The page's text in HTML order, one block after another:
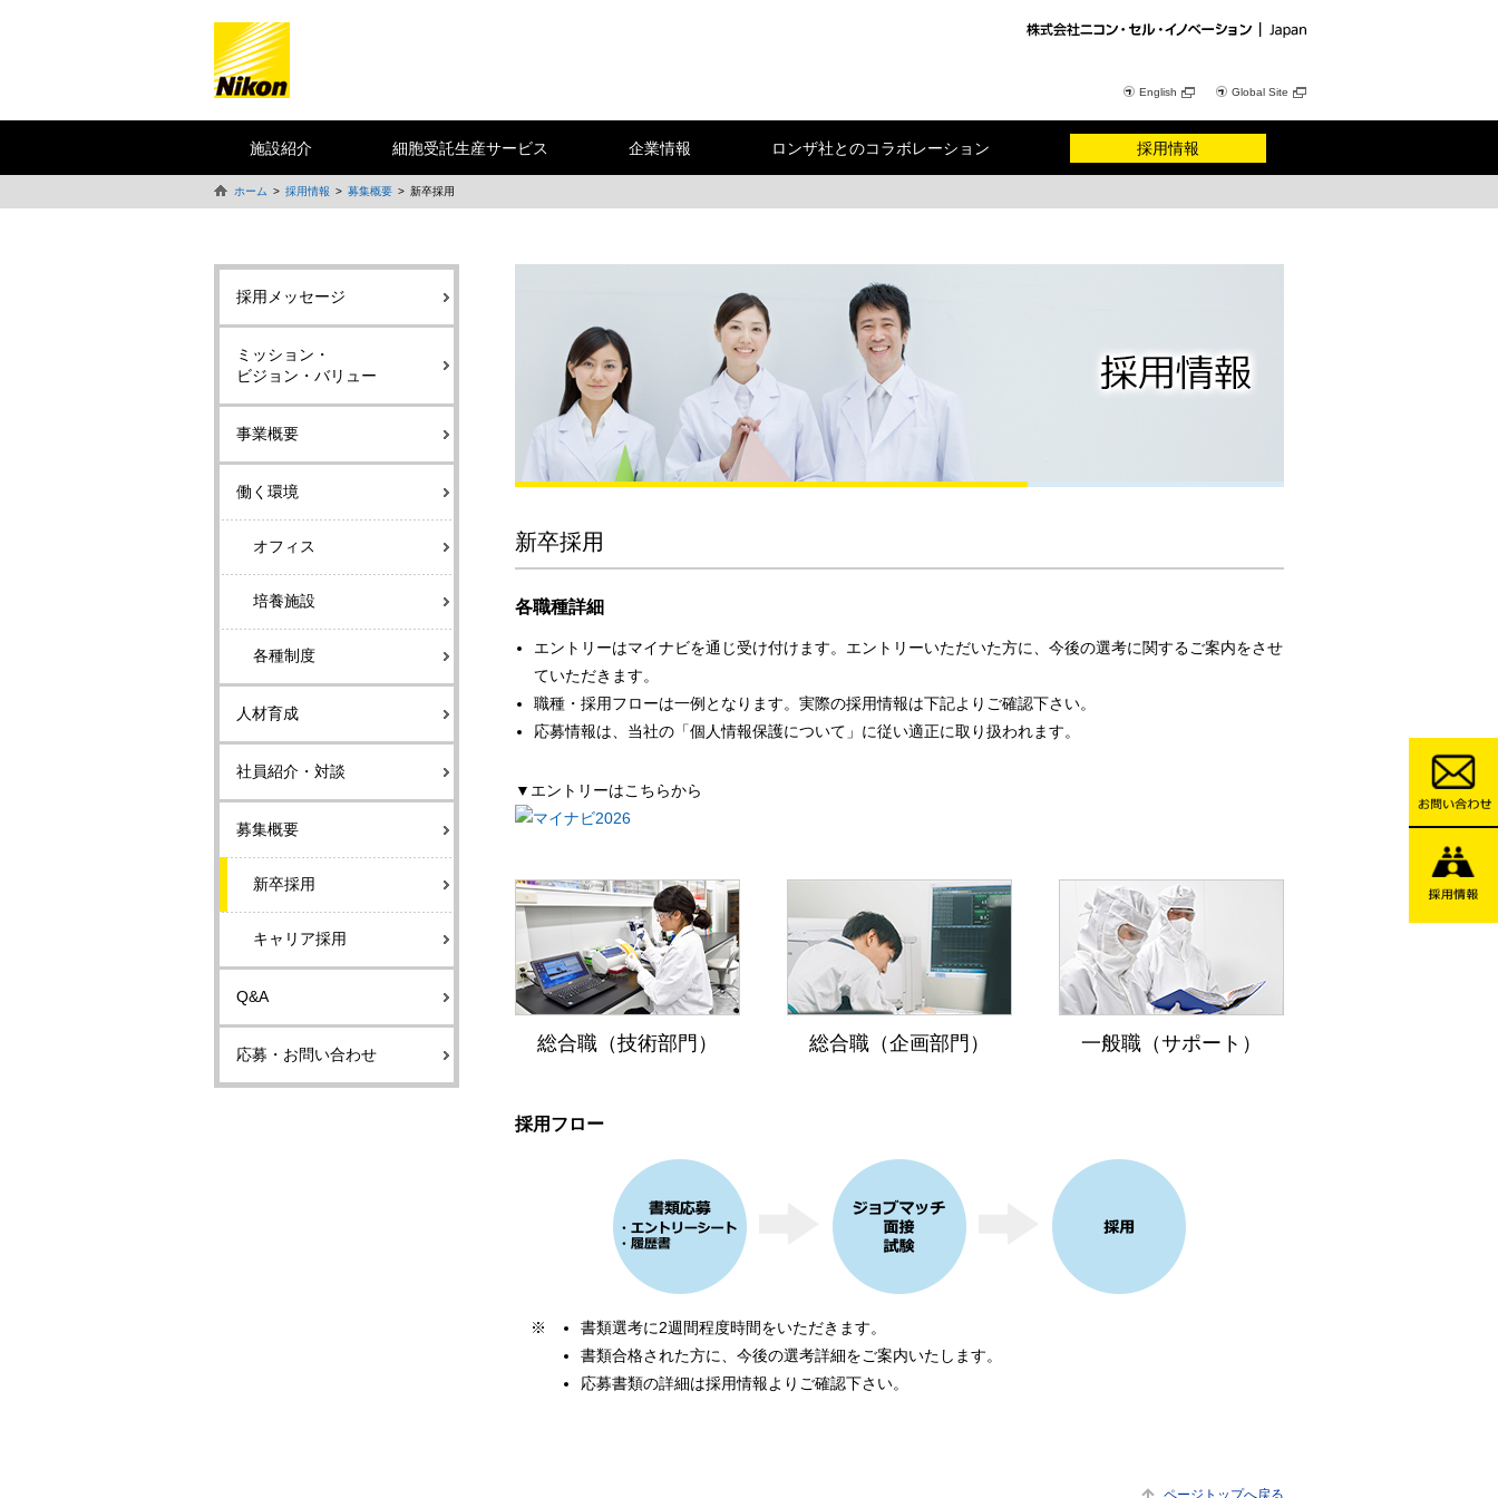
English Global Site
施設紹介 細胞受託生産サービス 企業情報 ロンザ社とのコラボレーション 採用情報
ホーム 採用情報 募集概要 新卒採用
採用メッセージ
ミッション・
ビジョン・バリュー
事業概要
働く環境
オフィス
培養施設
各種制度
人材育成
社員紹介・対談
募集概要
新卒採用
キャリア採用
Q&A
応募・お問い合わせ
新卒採用
各職種詳細
エントリーはマイナビを通じ受け付けます。エントリーいただいた方に、今後の選考に関するご案内をさせ
ていただきます。
職種・採用フローは一例となります。実際の採用情報は下記よりご確認下さい。
応募情報は、当社の「個人情報保護について」に従い適正に取り扱われます。
▼エントリーはこちらから
総合職（技術部門） 総合職（企画部門） 一般職（サポート）
採用フロー
※
書類選考に2週間程度時間をいただきます。
書類合格された方に、今後の選考詳細をご案内いたします。
応募書類の詳細は採用情報よりご確認下さい。
ページトップへ戻る